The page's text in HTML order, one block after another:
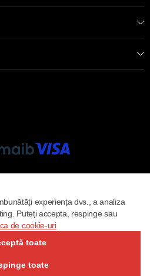
experiența dvs., a analiza
Puteți accepta, respinge sau
de cookie-uri
toate
toate